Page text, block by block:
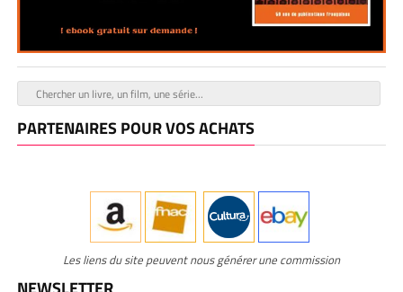
PARTENAIRES POUR VOS ACHATS
Les liens du site peuvent nous générer une commission